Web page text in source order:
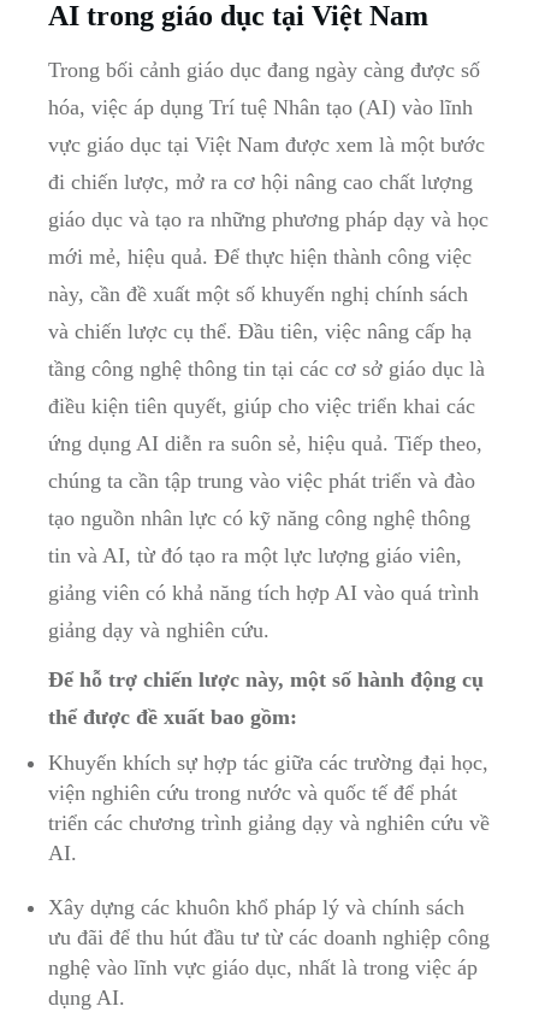
AI trong giáo dục tại Việt Nam
Trong bối cảnh giáo dục đang ngày càng được số
hóa, việc áp dụng Trí tuệ Nhân tạo (AI) vào lĩnh
vực giáo dục tại Việt Nam được xem là một bước
đi chiến lược, mở ra cơ hội nâng cao chất lượng
giáo dục và tạo ra những phương pháp dạy và học
mới mẻ, hiệu quả. Để thực hiện thành công việc
này, cần đề xuất một số khuyến nghị chính sách
và chiến lược cụ thể. Đầu tiên, việc nâng cấp hạ
tầng công nghệ thông tin tại các cơ sở giáo dục là
điều kiện tiên quyết, giúp cho việc triển khai các
ứng dụng AI diễn ra suôn sẻ, hiệu quả. Tiếp theo,
chúng ta cần tập trung vào việc phát triển và đào
tạo nguồn nhân lực có kỹ năng công nghệ thông
tin và AI, từ đó tạo ra một lực lượng giáo viên,
giảng viên có khả năng tích hợp AI vào quá trình
giảng dạy và nghiên cứu.
Để hỗ trợ chiến lược này, một số hành động cụ
thể được đề xuất bao gồm:
Khuyến khích sự hợp tác giữa các trường đại học,
viện nghiên cứu trong nước và quốc tế để phát
triển các chương trình giảng dạy và nghiên cứu về
AI.
Xây dựng các khuôn khổ pháp lý và chính sách
ưu đãi để thu hút đầu tư từ các doanh nghiệp công
nghệ vào lĩnh vực giáo dục, nhất là trong việc áp
dụng AI.